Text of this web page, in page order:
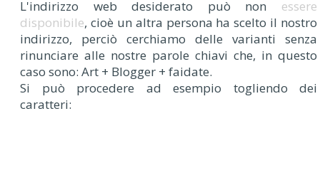
L'indirizzo web desiderato può non essere
disponibile, cioè un altra persona ha scelto il nostro
indirizzo, perciò cerchiamo delle varianti senza
rinunciare alle nostre parole chiavi che, in questo
caso sono: Art + Blogger + faidate.
Si può procedere ad esempio togliendo dei
caratteri: